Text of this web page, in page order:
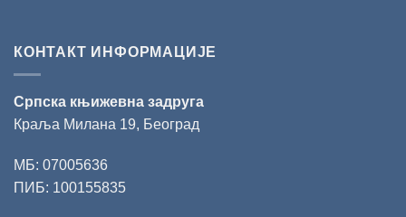
КОНТАКТ ИНФОРМАЦИЈЕ
Српска књижевна задруга
Краља Милана 19, Београд
МБ: 07005636
ПИБ: 100155835